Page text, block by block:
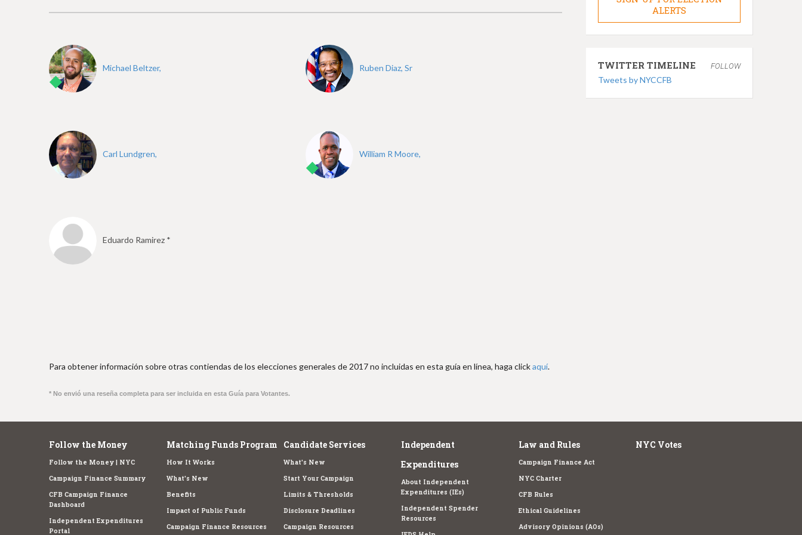
Michael Beltzer, Ruben Diaz, Sr
Carl Lundgren, William R Moore,
Eduardo Ramirez *
Para obtener información sobre otras contiendas de los elecciones generales de 2017 no incluidas en esta guía en línea, haga clickaquí.
* No envió una reseña completa para ser incluida en esta Guía para Votantes.
ALERTS
TWITTER TIMELINE FOLLOW
Tweets by NYCCFB
Follow the Money
Follow the Money | NYC
Campaign Finance Summary
CFB Campaign Finance
Dashboard
Independent Expenditures
Portal
Matching Funds Program
How It Works
What's New
Benefits
Impact of Public Funds
Campaign Finance Resources
Candidate Services
What's New
Start Your Campaign
Limits & Thresholds
Disclosure Deadlines
Campaign Resources
Independent
Expenditures
About Independent
Expenditures (IEs)
Independent Spender
Resources
Law and Rules
Campaign Finance Act
NYC Charter
CFB Rules
Ethical Guidelines
Advisory Opinions (AOs)
NYC Votes